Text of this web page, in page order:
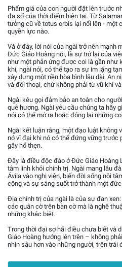
Phẩm giá của con người đặt lên trước
đa số của thời điểm hiện tại. Từ
tưởng cũ về totus orbis lại nổi lên - một
quyền lực nào.
Và ở đây, lời nói của ngài trở nên mạnh
Đức Giáo Hoàng nói, là sự trở lại của
như một phản ứng được coi là gần như
khí, ngài nói, có thể tạo ra sự im lặng
xây dựng một nền hòa bình lâu dài. An
và đối thoại, chứ không phải từ vũ khí
Ngài kêu gọi đảm bảo an toàn cho
quê hương. Ngài yêu cầu chúng ta hãy
nói có thể mở ra hoặc đóng lại những
Ngài kết luận rằng, một đạo luật không
nó vĩ đại khi nó có thể đứng vững trước
gây hổ thẹn.
Đây là điều độc đáo ở Đức Giáo Hoàng
tâm linh khỏi chính trị. Ngài mang lâu
Ávila vào nghị viện, biến đời sống nội
cộng và sự sáng suốt trở thành một
Địa chính trị của ngài là của sự đan
các quân cờ trên bàn cờ mà là nghệ
những khác biệt.
Trong thời đại sợ hãi điều chưa biết và
Giáo Hoàng hướng lên trên – không
nhìn sâu hơn vào những người, trên trái